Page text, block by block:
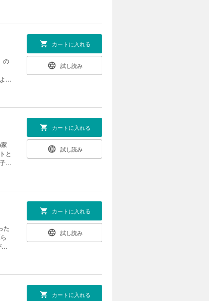
の
り
カートに入れる
試し読み
と
カートに入れる
試し読み
た
カートに入れる
試し読み
カートに入れる